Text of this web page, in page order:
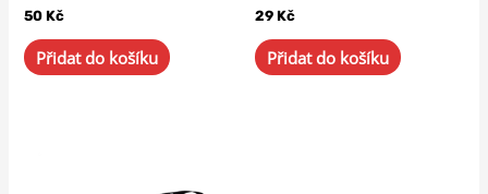
50Kč
Přidat do košíku
29 Kč
Přidat do košíku